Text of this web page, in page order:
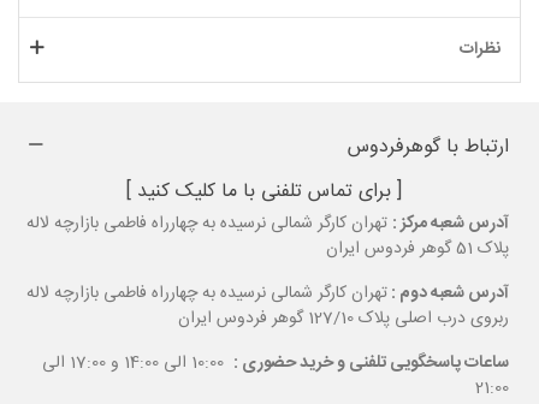
نظرات
ارتباط با گوهرفردوس
[ برای تماس تلفنی با ما کلیک کنید ]
آدرس شعبه مرکز : تهران کارگر شمالی نرسیده به چهارراه فاطمی بازارچه لاله
پلاک 51 گوهر فردوس ایران
آدرس شعبه دوم :تهران کارگر شمالی نرسیده به چهارراه فاطمی بازارچه لاله
ربروی درب اصلی پلاک 127/10 گوهر فردوس ایران
ساعات پاسخگویی تلفنی و خرید حضوری :
10:00 الی 14:00 و 17:00 الی
21:00